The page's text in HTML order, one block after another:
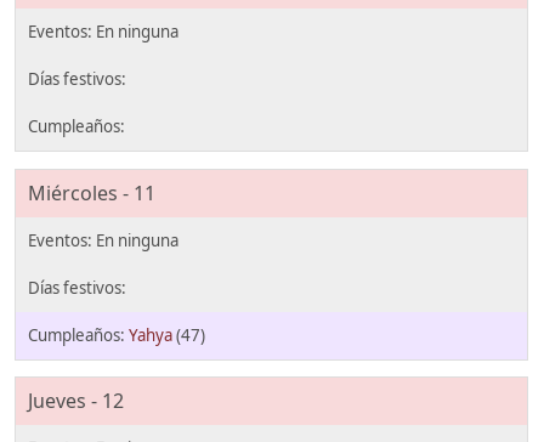
Miércoles - 11
Yahya(47)
Jueves - 12